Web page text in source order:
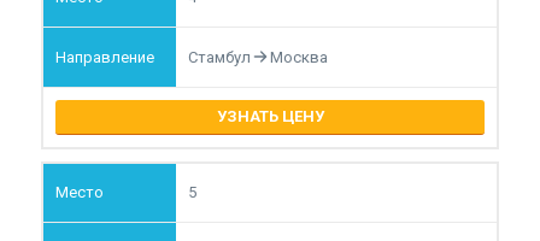
Стамбул Москва
УЗНАТЬ ЦЕНУ
5